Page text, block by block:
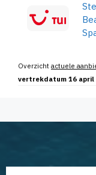
Overzicht actuele
vertrekdatum 16 april